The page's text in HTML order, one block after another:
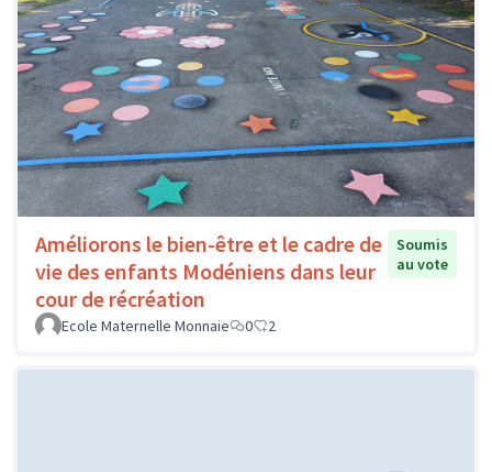
Améliorons le bien-être et le cadre de
vie des enfants Modéniens dans leur
cour de récréation
Soumis
au vote
Ecole Maternelle Monnaie 0 2